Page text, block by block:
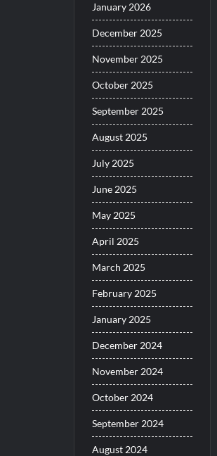
January 2026
December 2025
November 2025
October 2025
September 2025
August 2025
July 2025
June 2025
May 2025
April 2025
March 2025
February 2025
January 2025
December 2024
November 2024
October 2024
September 2024
August 2024